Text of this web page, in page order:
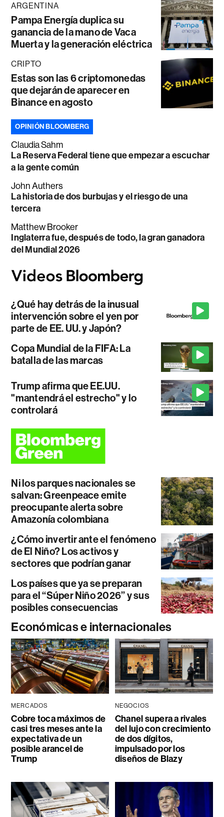
ARGENTINA
Pampa Energía duplica su
ganancia de la mano de Vaca
Muerta y la generación eléctrica
CRIPTO
Estas son las 6 criptomonedas
que dejarán de aparecer en
Binance en agosto
OPINIÓN BLOOMBERG
Claudia Sahm
La Reserva Federal tiene que empezar a escuchar
a la gente común
John Authers
La historia de dos burbujas y el riesgo de una
tercera
Matthew Brooker
Inglaterra fue, después de todo, la gran ganadora
del Mundial 2026
¿Qué hay detrás de la inusual
intervención sobre el yen por
parte de EE. UU. y Japón?
Copa Mundial de la FIFA: La
batalla de las marcas
Trump afirma que EE.UU.
"mantendrá el estrecho" y lo
controlará
Ni los parques nacionales se
salvan: Greenpeace emite
preocupante alerta sobre
Amazonía colombiana
¿Cómo invertir ante el fenómeno
de El Niño? Los activos y
sectores que podrían ganar
Los países que ya se preparan
para el “Súper Niño 2026” y sus
posibles consecuencias
Económicas e internacionales
MERCADOS
Cobre toca máximos de
casi tres meses ante la
expectativa de un
posible arancel de
Trump
NEGOCIOS
Chanel supera a rivales
del lujo con crecimiento
de dos dígitos,
impulsado por los
diseños de Blazy